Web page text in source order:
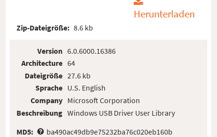
Herunterladen
Zip-Dateigröße: 8.6 kb
Version
Architecture
Dateigröße
Sprache
Company
Beschreibung
6.0.6000.16386
64
27.6 kb
U.S. English
Microsoft Corporation
Windows USB Driver User Library
MD5:
ba490ac49db9e75232ba76c020eb160b